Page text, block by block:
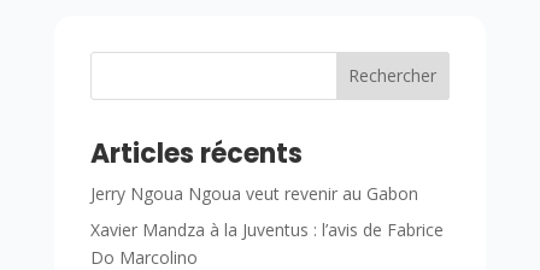
Rechercher
Articles récents
Jerry Ngoua Ngoua veut revenir au Gabon
Xavier Mandza à la Juventus : l’avis de Fabrice
Do Marcolino